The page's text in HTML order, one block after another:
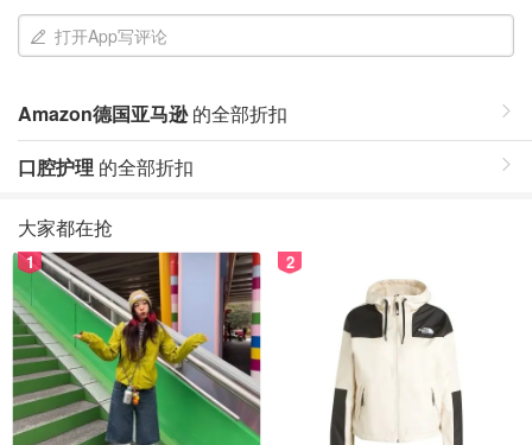
打开App写评论
Amazon德国亚马逊的全部折扣
口腔护理 的全部折扣
大家都在抢
1 2